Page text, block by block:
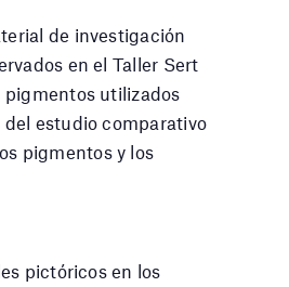
de investigación
en el Taller Sert
pigmentos utilizados
del estudio comparativo
pigmentos y los
pictóricos en los